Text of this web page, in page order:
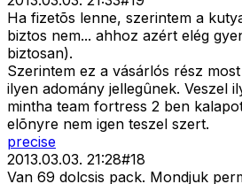
Ha fizetõs lenne, szerintem a
biztos nem... ahhoz azért elég
biztosan).
Szerintem ez a vásárlós rész
ilyen adomány jellegûnek. Veszel
mintha team fortress 2 ben
elõnyre nem igen teszel szert.
precise
2013.03.03. 21:28#18
Van 69 dolcsis pack. Mondjuk